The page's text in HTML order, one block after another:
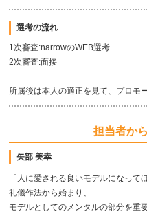
選考の流れ
1次審査:narrowのWEB選考
2次審査:面接
所属後は本人の適正を見て、プロモ
担当者か
矢部 美幸
「人に愛される良いモデルになっ
礼儀作法から始まり、
モデルとしてのメンタルの部分を重